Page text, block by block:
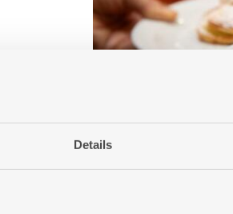
Details